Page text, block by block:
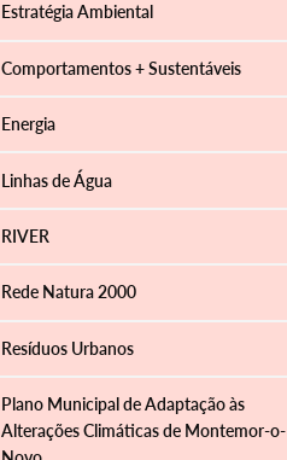
Estratégia Ambiental
Comportamentos + Sustentáveis
Energia
Linhas de Água
RIVER
Rede Natura 2000
Resíduos Urbanos
Plano Municipal de Adaptação às
Alterações Climáticas de Montemor-o-